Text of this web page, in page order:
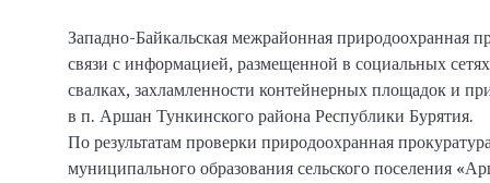
Западно-Байкальская межрайонная природоохранная
связи с информацией, размещенной в социальных
свалках, захламленности контейнерных площадок и
в п. Аршан Тункинского района Республики Бурятия.
По результатам проверки природоохранная
муниципального образования сельского поселения